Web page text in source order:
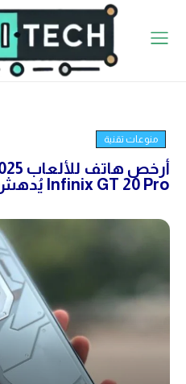
منوعات تقنية
Infinix GT 20 Pro يُدهش الجميع